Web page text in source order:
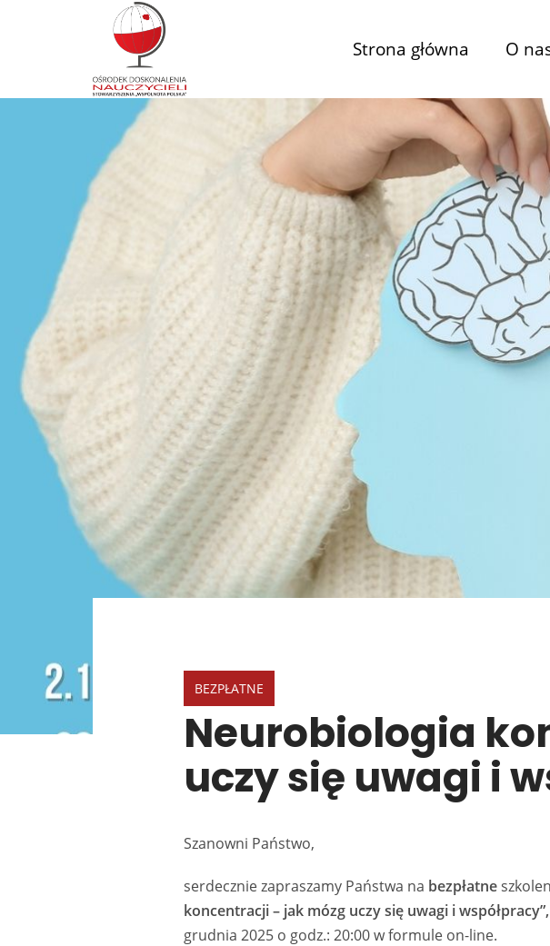
Strona główna O
BEZPŁATNE
Neurobiologia
uczy się uwagi i
Szanowni Państwo,
serdecznie zapraszamy Państwa na bezpłatne
koncentracji – jak mózg uczy się uwagi i współpracy”,
grudnia 2025 o godz.: 20:00 w formule on-line.